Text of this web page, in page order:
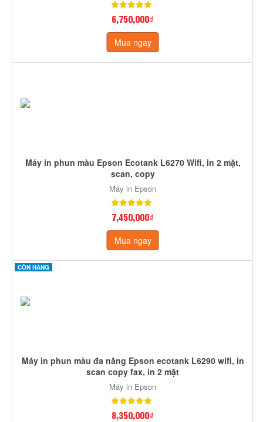
6,750,000₫
Mua ngay
Máy in phun màu Epson Ecotank L6270 Wifi, in 2 mặt,
scan, copy
Máy in Epson
7,450,000₫
Mua ngay
CÒN HÀNG
Máy in phun màu đa năng Epson ecotank L6290 wifi, in
scan copy fax, in 2 mặt
Máy in Epson
8,350,000₫